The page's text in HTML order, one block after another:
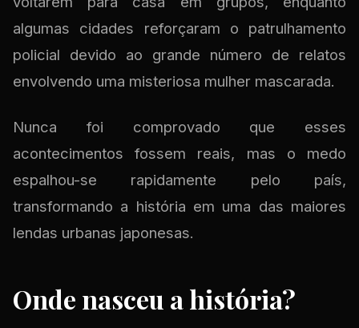
algumas cidades reforçaram o patrulhamento
policial devido ao grande número de relatos
envolvendo uma misteriosa mulher mascarada.
Nunca foi comprovado que esses
acontecimentos fossem reais, mas o medo
espalhou-se rapidamente pelo país,
transformando a história em uma das maiores
lendas urbanas japonesas.
Onde nasceu a história?